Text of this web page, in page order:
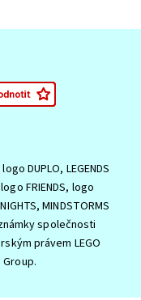
DUPLO, LEGENDS
FRIENDS, logo
MINDSTORMS
společnosti
právem LEGO
Group.